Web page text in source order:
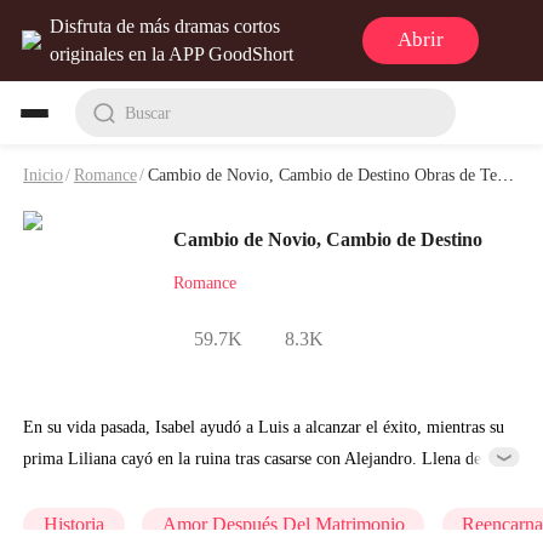
Disfruta de más dramas cortos
originales en la APP GoodShort
Abrir
Buscar
Inicio/Romance/Cambio de Novio, Cambio de Destino Obras de Teatro y Video
Cambio de Novio, Cambio de Destino
Romance
59.7K 8.3K
En su vida pasada, Isabel ayudó a Luis a alcanzar el éxito, mientras su
prima Liliana cayó en la ruina tras casarse con Alejandro. Llena de
Liliana le quita el matrimonio destinado a ella. Así, Isabel termina
Historia Amor Después Del Matrimonio